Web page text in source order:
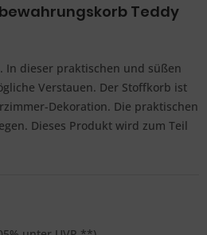
Teddy
In dieser praktischen und süßen
Verstauen. Der Stoffkorb ist
Dekoration. Die praktischen
Dieses Produkt wird zum Teil